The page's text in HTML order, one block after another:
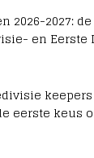
2026-2027:
en Eerste
eerste keus